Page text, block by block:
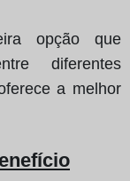
opção que
diferentes
a melhor